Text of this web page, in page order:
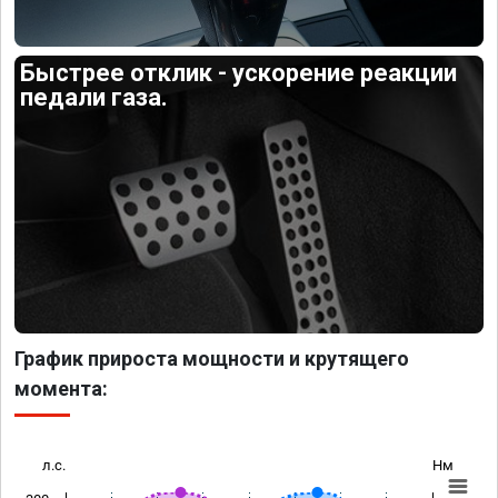
Быстрее отклик - ускорение реакции
педали газа.
График прироста мощности и крутящего
момента:
л.с. Нм